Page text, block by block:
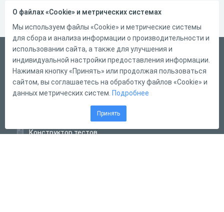
Русский
Справка
Форма обратной связи
Конструктор тестов
О файлах «Cookie» и метрических системах
Мы используем файлы «Cookie» и метрические системы
для сбора и анализа информации о производительности и
использовании сайта, а также для улучшения и
индивидуальной настройки предоставления информации.
Нажимая кнопку «Принять» или продолжая пользоваться
сайтом, вы соглашаетесь на обработку файлов «Cookie» и
данных метрических систем. Подробнее
Принять